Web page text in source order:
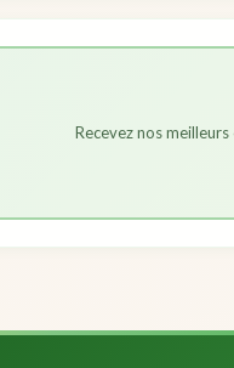
Recevez nos